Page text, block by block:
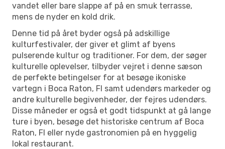
vandet eller bare slappe af på en smuk terrasse,
mens de nyder en kold drik.
Denne tid på året byder også på adskillige
kulturfestivaler, der giver et glimt af byens
pulserende kultur og traditioner. For dem, der søger
kulturelle oplevelser, tilbyder vejret i denne sæson
de perfekte betingelser for at besøge ikoniske
vartegn i Boca Raton, Fl samt udendørs markeder og
andre kulturelle begivenheder, der fejres udendørs.
Disse måneder er også et godt tidspunkt at gå lange
ture i byen, besøge det historiske centrum af Boca
Raton, Fl eller nyde gastronomien på en hyggelig
lokal restaurant.